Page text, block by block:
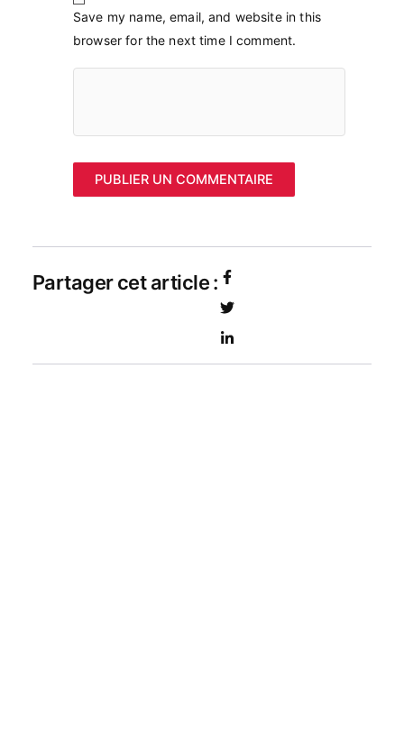
Save my name, email, and website in this
browser for the next time I comment.
Partager cet article :